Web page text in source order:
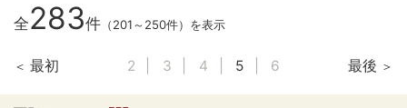
全283件 （201～250件）を表示
最初 2 3 4 5 6 最後